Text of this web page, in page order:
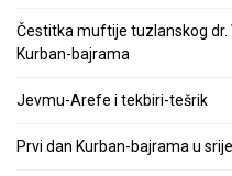
Čestitka muftije tuzlanskog
Kurban-bajrama
Jevmu-Arefe i tekbiri-tešrik
Prvi dan Kurban-bajrama u